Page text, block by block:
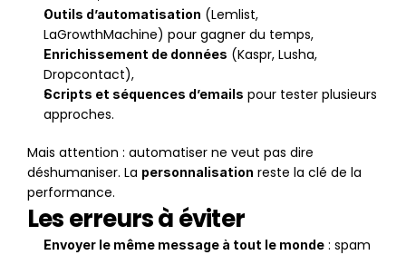
Outils d’automatisation (Lemlist,
LaGrowthMachine) pour gagner du temps,
Enrichissement de données (Kaspr, Lusha,
Dropcontact),
Scripts et séquences d’emails pour tester plusieurs
approches.
Mais attention : automatiser ne veut pas dire
déshumaniser. La personnalisation reste la clé de la
performance.
Les erreurs à éviter
Envoyer le même message à tout le monde : spam